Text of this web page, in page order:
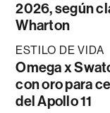
2026, según
Wharton
ESTILO DE VIDA
Omega x
con oro para
del Apollo 11